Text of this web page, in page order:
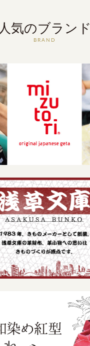
人気のブランド
BRAND